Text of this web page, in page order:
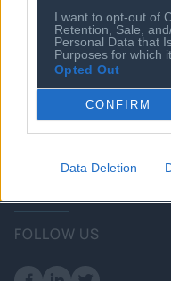
I want to opt-out of
Retention, Sale,
Personal Data that
Purposes for which
Opted Out
CONFIRM
Data Deletion
Επικοινωνία
Πολιτική
Επιχειρήσεις
FOLLOW US